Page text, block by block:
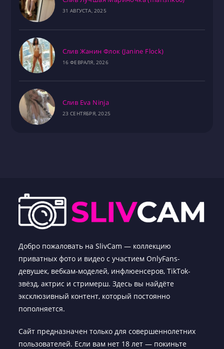
31 АВГУСТА, 2025
Слив Жанин Флок (Janine Flock)
16 ФЕВРАЛЯ, 2026
Слив Eva Ninja
23 СЕНТЯБРЯ, 2025
Добро пожаловать на SlivCam — коллекцию
приватных фото и видео с участием OnlyFans-
девушек, вебкам-моделей, инфлюенсеров, TikTok-
звёзд, актрис и стримерш. Здесь вы найдёте
эксклюзивный контент, который постоянно
пополняется.
Сайт предназначен только для совершеннолетних
пользователей. Если вам нет 18 лет — покиньте